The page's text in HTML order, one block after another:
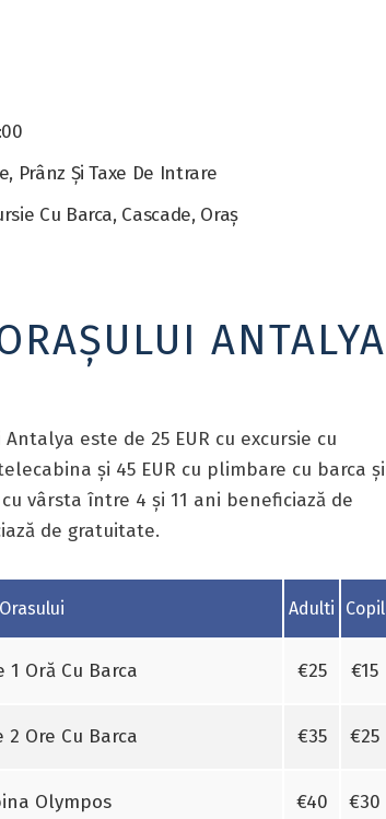
Prânz Și Taxe De Intrare
Cu Barca, Cascade, Oraș
ANTALYA
este de 25 EUR cu excursie cu
și 45 EUR cu plimbare cu barca și
vârsta între 4 și 11 ani beneficiază de
de gratuitate.
Adulti Copil
1 Oră Cu Barca €25 €15
2 Ore Cu Barca €35 €25
Olympos €40 €30